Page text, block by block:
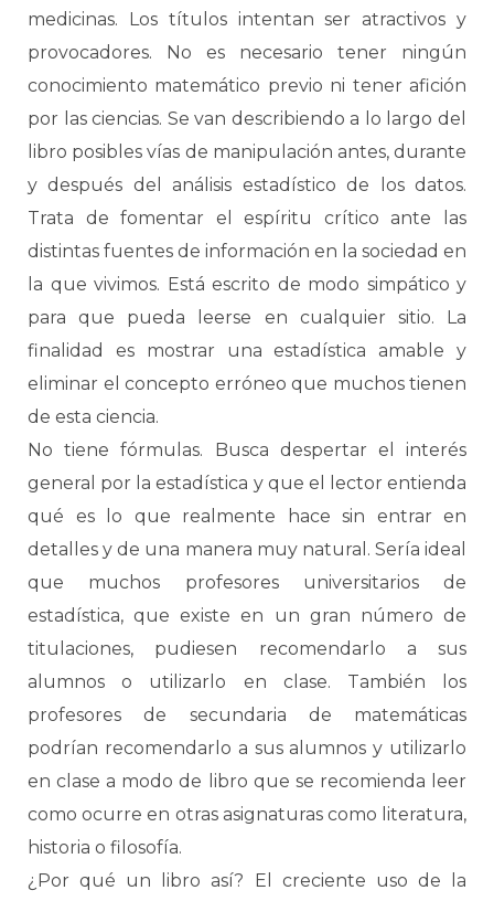
medicinas. Los títulos intentan ser atractivos y
provocadores. No es necesario tener ningún
conocimiento matemático previo ni tener afición
por las ciencias. Se van describiendo a lo largo del
libro posibles vías de manipulación antes, durante
y después del análisis estadístico de los datos.
Trata de fomentar el espíritu crítico ante las
distintas fuentes de información en la sociedad en
la que vivimos. Está escrito de modo simpático y
para que pueda leerse en cualquier sitio. La
finalidad es mostrar una estadística amable y
eliminar el concepto erróneo que muchos tienen
de esta ciencia.
No tiene fórmulas. Busca despertar el interés
general por la estadística y que el lector entienda
qué es lo que realmente hace sin entrar en
detalles y de una manera muy natural. Sería ideal
que muchos profesores universitarios de
estadística, que existe en un gran número de
titulaciones, pudiesen recomendarlo a sus
alumnos o utilizarlo en clase. También los
profesores de secundaria de matemáticas
podrían recomendarlo a sus alumnos y utilizarlo
en clase a modo de libro que se recomienda leer
como ocurre en otras asignaturas como literatura,
historia o filosofía.
¿Por qué un libro así? El creciente uso de la